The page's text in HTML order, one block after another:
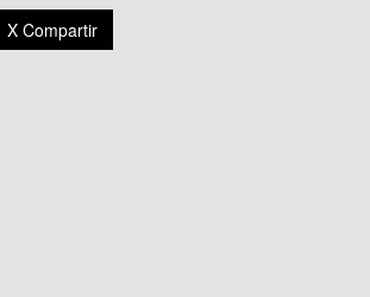
X Compartir